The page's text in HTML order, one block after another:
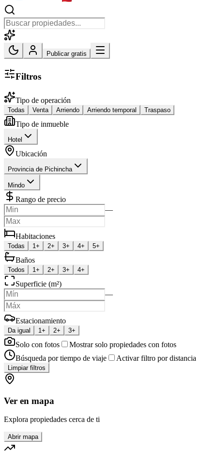
Publicar gratis
Filtros
Tipo de operación
Todas Venta Arriendo Arriendo temporal Traspaso
Tipo de inmueble
Hotel
Ubicación
Provincia de Pichincha
Mindo
Rango de precio
—
Habitaciones
Todas 1+ 2+ 3+ 4+ 5+
Baños
Todos 1+ 2+ 3+ 4+
Superficie (m²)
—
Estacionamiento
Da igual 1+ 2+ 3+
Solo con fotos
Mostrar solo propiedades con fotos
Búsqueda por tiempo de viaje
Activar filtro por distancia
Limpiar filtros
Ver en mapa
Explora propiedades cerca de ti
Abrir mapa